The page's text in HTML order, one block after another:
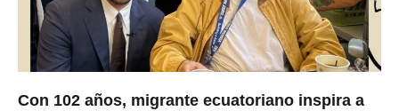
Con 102 años, migrante ecuatoriano inspira a